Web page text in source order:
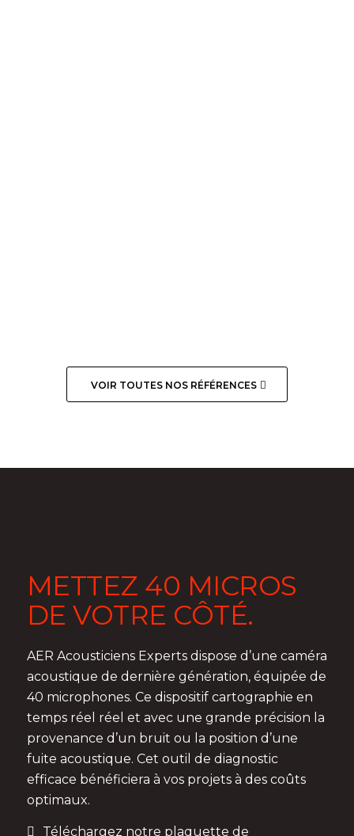
VOIR TOUTES NOS RÉFÉRENCES
METTEZ 40 MICROS
DE VOTRE CÔTÉ.
AER Acousticiens Experts dispose d’une caméra
acoustique de dernière génération, équipée de
40 microphones. Ce dispositif cartographie en
temps réel réel et avec une grande précision la
provenance d’un bruit ou la position d’une
fuite acoustique. Cet outil de diagnostic
efficace bénéficiera à vos projets à des coûts
optimaux.
Téléchargez notre plaquette de